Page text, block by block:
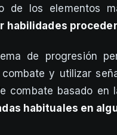
de los elementos
habilidades
de progresión
combate y utilizar
combate basado en
habituales en